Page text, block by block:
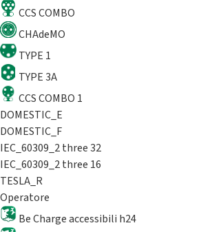
CCS COMBO
CHAdeMO
TYPE 1
TYPE 3A
CCS COMBO 1
DOMESTIC_E
DOMESTIC_F
IEC_60309_2 three 32
IEC_60309_2 three 16
TESLA_R
Operatore
Be Charge accessibili h24